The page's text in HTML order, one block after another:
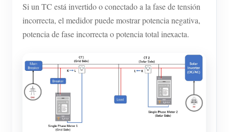
Si un TC está invertido o conectado a la fase de tensión
incorrecta, el medidor puede mostrar potencia negativa,
potencia de fase incorrecta o potencia total inexacta.